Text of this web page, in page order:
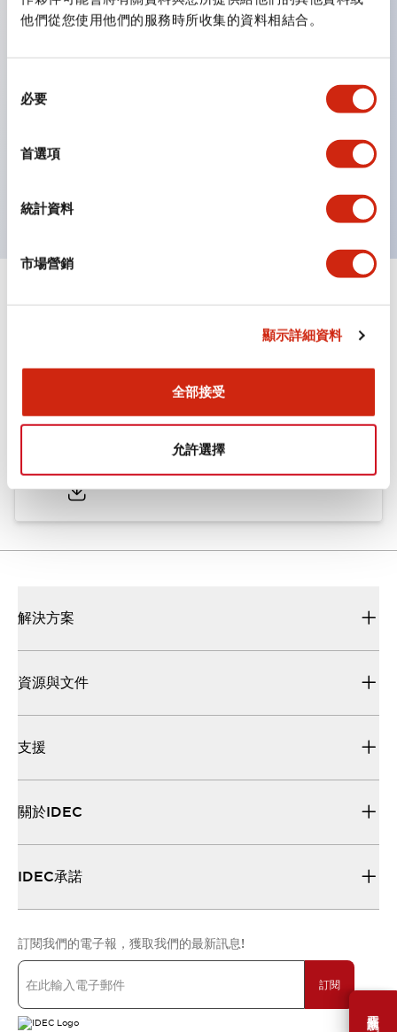
他們從您使用他們的服務時所收集的資料相結合。
必要
首選項
統計資料
市場營銷
顯示詳細資料
全部接受
允許選擇
需要幫助嗎？
提供72種標準迴路
透過6種形式與接點模組段數的組合，可實現各種接點構
造。
配備可確認接點狀態的指示燈，並提供手柄操作型、鑰匙
手柄可從6種中選擇
文件和檔案
型錄和宣傳手冊 CAD檔 認證與標準
ø25/30 系列 CS型 凸輪開關
解決方案
資源與文件
支援
關於IDEC
IDEC承諾
訂閱我們的電子報，獲取我們的最新訊息!
訂閱